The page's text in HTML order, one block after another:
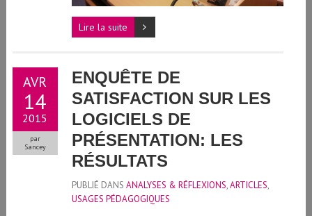
Lire la suite
AVR
14
2015
par
Sancey
ENQUÊTE DE
SATISFACTION SUR LES
LOGICIELS DE
PRÉSENTATION: LES
RÉSULTATS
PUBLIÉ DANS ANALYSES & RÉFLEXIONS,ARTICLES,
USAGES PÉDAGOGIQUES